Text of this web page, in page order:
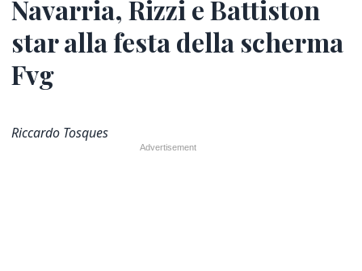
Navarria, Rizzi e Battiston
star alla festa della scherma
Fvg
Riccardo Tosques